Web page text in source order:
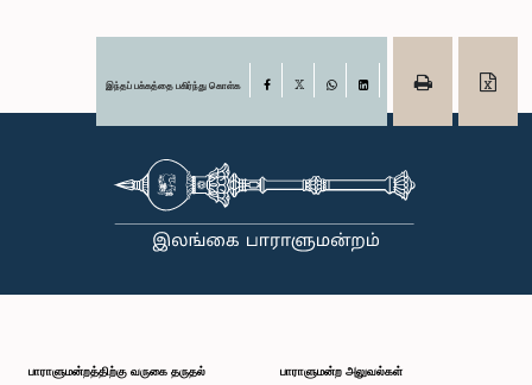
இந்தப் பக்கத்தை பகிர்ந்து கொள்க Facebook
பாராளுமன்றத்திற்கு வருகை தருதல் பாராளுமன்ற அலுவல்கள்